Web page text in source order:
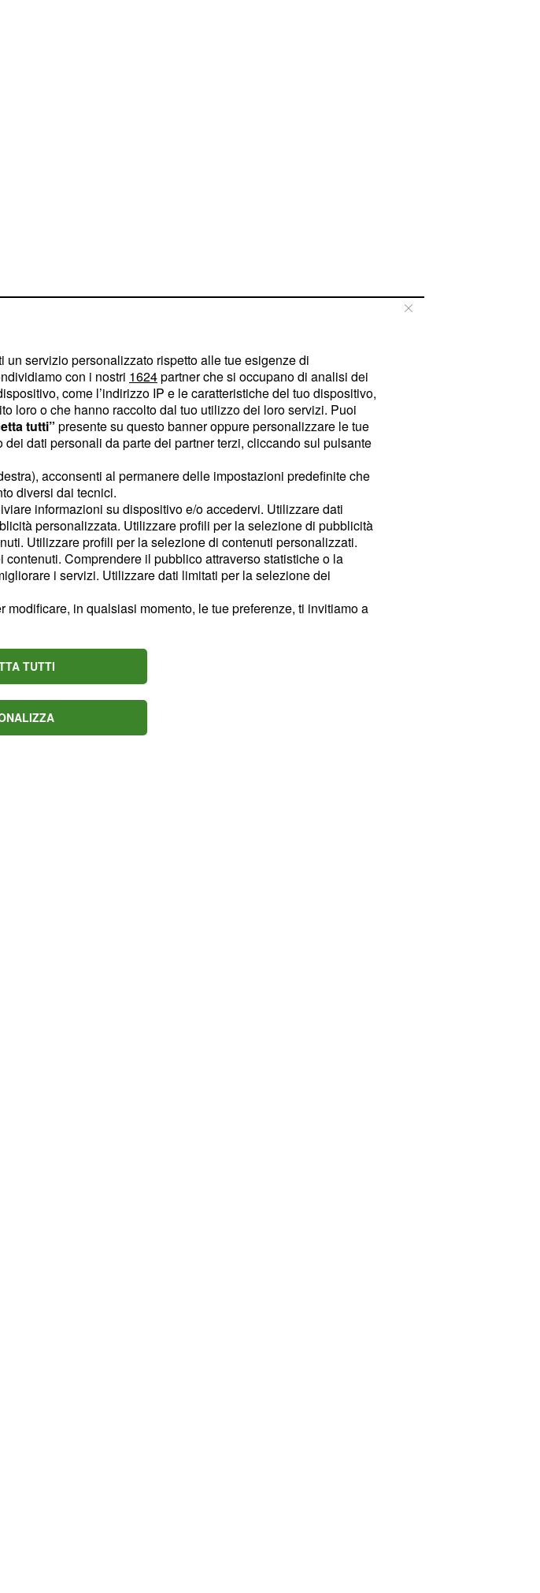
servizio personalizzato rispetto alle tue esigenze di
con i nostri 1624partner che si occupano di analisi dei
come l’indirizzo IP e le caratteristiche del tuo dispositivo,
loro o che hanno raccolto dal tuo utilizzo dei loro servizi. Puoi
tutti” presente su questo banner oppure personalizzare le tue
dati personali da parte dei partner terzi, cliccando sul pulsante
acconsenti al permanere delle impostazioni predefinite che
diversi dai tecnici.
informazioni su dispositivo e/o accedervi. Utilizzare dati
personalizzata. Utilizzare profili per la selezione di pubblicità
Utilizzare profili per la selezione di contenuti personalizzati.
Comprendere il pubblico attraverso statistiche o la
i servizi. Utilizzare dati limitati per la selezione dei
in qualsiasi momento, le tue preferenze, ti invitiamo a
TUTTI